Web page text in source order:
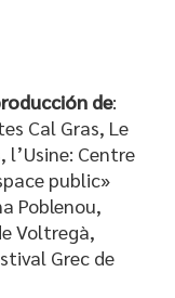
de:
Cal Gras, Le
l’Usine: Centre
public»
Poblenou,
Voltregà,
Grec de